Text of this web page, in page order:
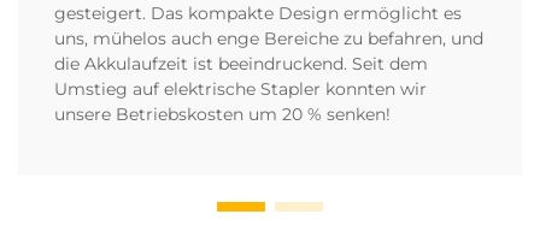
gesteigert. Das kompakte Design ermöglicht es
uns, mühelos auch enge Bereiche zu befahren, und
die Akkulaufzeit ist beeindruckend. Seit dem
Umstieg auf elektrische Stapler konnten wir
unsere Betriebskosten um 20 % senken!